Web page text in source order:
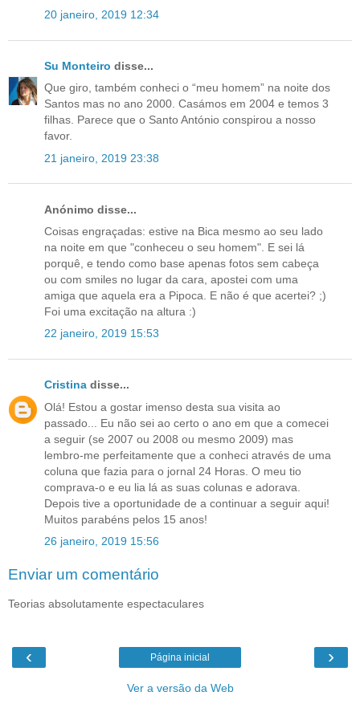
20 janeiro, 2019 12:34
Su Monteiro disse...
Que giro, também conheci o “meu homem” na noite dos
Santos mas no ano 2000. Casámos em 2004 e temos 3
filhas. Parece que o Santo António conspirou a nosso
favor.
21 janeiro, 2019 23:38
Anónimo disse...
Coisas engraçadas: estive na Bica mesmo ao seu lado
na noite em que "conheceu o seu homem". E sei lá
porquê, e tendo como base apenas fotos sem cabeça
ou com smiles no lugar da cara, apostei com uma
amiga que aquela era a Pipoca. E não é que acertei? ;)
Foi uma excitação na altura :)
22 janeiro, 2019 15:53
Cristina disse...
Olá! Estou a gostar imenso desta sua visita ao
passado... Eu não sei ao certo o ano em que a comecei
a seguir (se 2007 ou 2008 ou mesmo 2009) mas
lembro-me perfeitamente que a conheci através de uma
coluna que fazia para o jornal 24 Horas. O meu tio
comprava-o e eu lia lá as suas colunas e adorava.
Depois tive a oportunidade de a continuar a seguir aqui!
Muitos parabéns pelos 15 anos!
26 janeiro, 2019 15:56
Enviar um comentário
Teorias absolutamente espectaculares
‹ ›
Página inicial
Ver a versão da Web